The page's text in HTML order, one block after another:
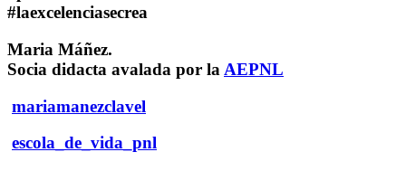
#laexcelenciasecrea
Maria Máñez.
Socia didacta avalada por la AEPNL
mariamanezclavel
escola_de_vida_pnl